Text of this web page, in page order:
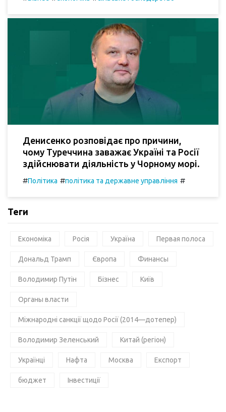
Денисенко розповідає про причини,
чому Туреччина заважає Україні та Росії
здійснювати діяльність у Чорному морі.
#Політика #політика та державне управління #
Теги
Економіка Росія Україна Первая полоса
Дональд Трамп Європа Финансы
Володимир Путін Бізнес Київ
Органы власти
Міжнародні санкції щодо Росії (2014—дотепер)
Володимир Зеленський Китай (регіон)
Українці Нафта Москва Експорт
бюджет Інвестиції